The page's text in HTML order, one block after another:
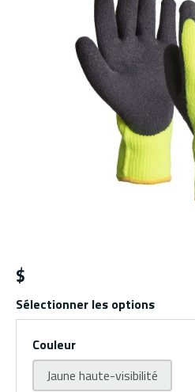
$
Sélectionner les options
Couleur
Jaune haute-visibilité